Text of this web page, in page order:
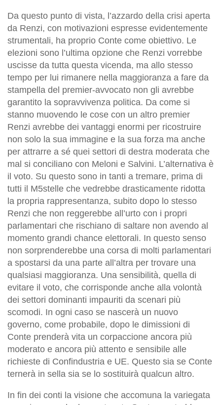
Da questo punto di vista, l’azzardo della crisi aperta
da Renzi, con motivazioni espresse evidentemente
strumentali, ha proprio Conte come obiettivo. Le
elezioni sono l’ultima opzione che Renzi vorrebbe
uscisse da tutta questa vicenda, ma allo stesso
tempo per lui rimanere nella maggioranza a fare da
stampella del premier-avvocato non gli avrebbe
garantito la sopravvivenza politica. Da come si
stanno muovendo le cose con un altro premier
Renzi avrebbe dei vantaggi enormi per ricostruire
non solo la sua immagine e la sua forza ma anche
per attrarre a sé quei settori di destra moderata che
mal si conciliano con Meloni e Salvini. L’alternativa è
il voto. Su questo sono in tanti a tremare, prima di
tutti il M5stelle che vedrebbe drasticamente ridotta
la propria rappresentanza, subito dopo lo stesso
Renzi che non reggerebbe all’urto con i propri
parlamentari che rischiano di saltare non avendo al
momento grandi chance elettorali. In questo senso
non sorprenderebbe una corsa di molti parlamentari
a spostarsi da una parte all’altra per trovare una
qualsiasi maggioranza. Una sensibilità, quella di
evitare il voto, che corrisponde anche alla volontà
dei settori dominanti impauriti da scenari più
scomodi. In ogni caso se nascerà un nuovo
governo, come probabile, dopo le dimissioni di
Conte prenderà vita un corpaccione ancora più
moderato e ancora più attento e sensibile alle
richieste di Confindustria e UE. Questo sia se Conte
ternerà in sella sia se lo sostituirà qualcun altro.
In fin dei conti la visione che accomuna la variegata